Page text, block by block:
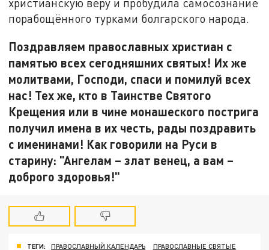
христианскую веру и пробудила самосознание
порабощённого турками болгарского народа.
Поздравляем православных христиан с
памятью всех сегодняшних святых! Их же
молитвами, Господи, спаси и помилуй всех
нас! Тех же, кто в Таинстве Святого
Крещения или в чине монашеского пострига
получил имена в их честь, рады поздравить
с именинами! Как говорили на Руси в
старину: "Ангелам – злат венец, а вам –
доброго здоровья!"
ТЕГИ: ПРАВОСЛАВНЫЙ КАЛЕНДАРЬ
ПРАВОСЛАВНЫЕ СВЯТЫЕ